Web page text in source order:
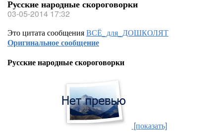
Русские народные скороговорки
03-05-2014 17:32
Это цитата сообщенияВСЁ_для_ДОШКОЛЯТ
Оригинальное сообщение
Русские народные скороговорки
[показать]